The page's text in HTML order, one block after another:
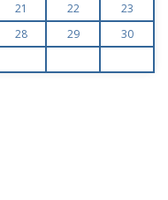
21 22
23
28 29
30